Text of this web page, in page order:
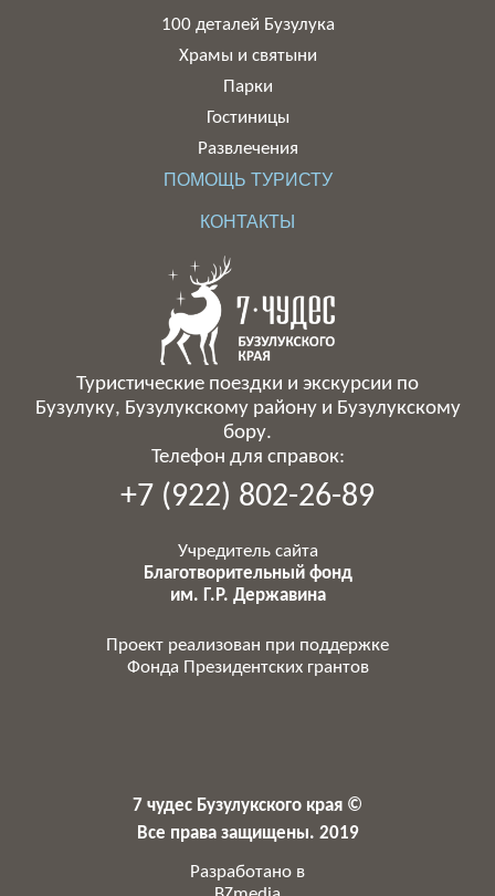
100 деталей Бузулука
Храмы и святыни
Парки
Гостиницы
Развлечения
ПОМОЩЬ ТУРИСТУ
КОНТАКТЫ
Туристические поездки и экскурсии по
Бузулуку, Бузулукскому району и Бузулукскому
бору.
Телефон для справок:
+7 (922) 802-26-89
Учредитель сайта
Благотворительный фонд
им. Г.Р. Державина
Проект реализован при поддержке
Фонда Президентских грантов
7 чудес Бузулукского края ©
Все права защищены. 2019
Разработано в